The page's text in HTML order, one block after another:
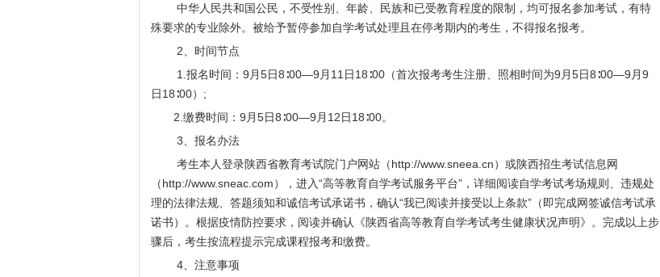
中华人民共和国公民，不受性别、年龄、民族和已受教育程度的限制，均可报名参加考试，有特
殊要求的专业除外。被给予暂停参加自学考试处理且在停考期内的考生，不得报名报考。
2、时间节点
1.报名时间：9月5日8∶00—9月11日18∶00（首次报考考生注册、照相时间为9月5日8∶00—9月9
日18∶00）;
2.缴费时间：9月5日8∶00—9月12日18∶00。
3、报名办法
考生本人登录陕西省教育考试院门户网站（http://www.sneea.cn）或陕西招生考试信息网
（http://www.sneac.com），进入“高等教育自学考试服务平台”，详细阅读自学考试考场规则、违规处
理的法律法规、答题须知和诚信考试承诺书，确认“我已阅读并接受以上条款”（即完成网签诚信考试承
诺书）。根据疫情防控要求，阅读并确认《陕西省高等教育自学考试考生健康状况声明》。完成以上步
骤后，考生按流程提示完成课程报考和缴费。
4、注意事项